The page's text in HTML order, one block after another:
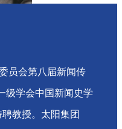
员会第八届新闻传
级学会中国新闻史学
教授。太阳集团